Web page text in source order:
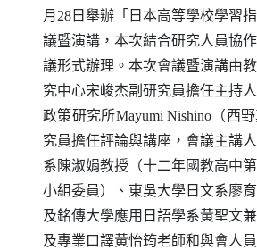
月28日舉辦「日本高等學校學習
議暨演講，本次結合研究人員協
議形式辦理。本次會議暨演講由
究中心宋峻杰副研究員擔任主持
政策研究所Mayumi Nishino（西
究員擔任評論與講座，會議主講
系陳淑娟教授（十二年國教高中
小組委員）、東吳大學日文系廖
及銘傳大學應用日語學系黃聖文
及專業口譯黃怡筠老師和與會人